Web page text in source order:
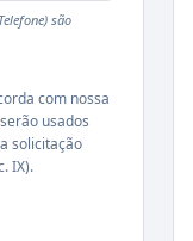
são
com nossa
usados
solicitação
IX).